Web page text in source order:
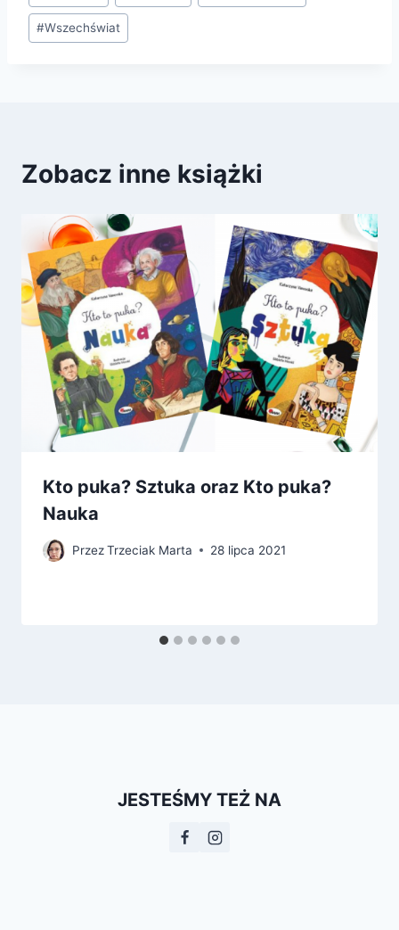
#Wszechświat
Zobacz inne książki
Kto puka? Sztuka oraz Kto puka?
Nauka
PrzezTrzeciak Marta 28 lipca 2021
JESTEŚMY TEŻ NA